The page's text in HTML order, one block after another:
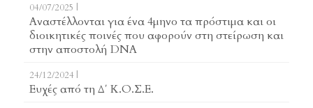
04/07/2025 |
Αναστέλλονται για ένα 4μηνο τα πρόστιμα και οι
διοικητικές ποινές που αφορούν στη στείρωση και
στην αποστολή DNA
24/12/2024 |
Ευχές από τη Δ΄ Κ.Ο.Σ.Ε.